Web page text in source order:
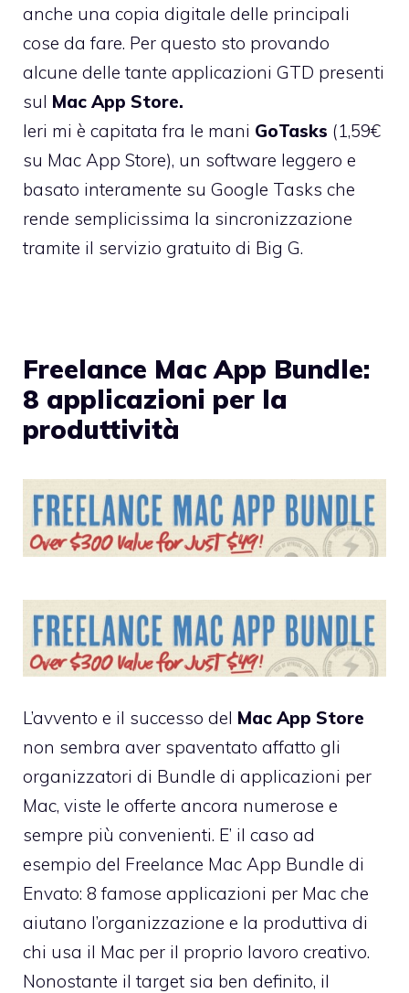
anche una copia digitale delle principali
cose da fare. Per questo sto provando
alcune delle tante applicazioni GTD presenti
sul Mac App Store.
Ieri mi è capitata fra le mani GoTasks (1,59€
su Mac App Store), un software leggero e
basato interamente su Google Tasks che
rende semplicissima la sincronizzazione
tramite il servizio gratuito di Big G.
Freelance Mac App Bundle:
8 applicazioni per la
produttività
L’avvento e il successo del Mac App Store
non sembra aver spaventato affatto gli
organizzatori di Bundle di applicazioni per
Mac, viste le offerte ancora numerose e
sempre più convenienti. E’ il caso ad
esempio del Freelance Mac App Bundle di
Envato: 8 famose applicazioni per Mac che
aiutano l’organizzazione e la produttiva di
chi usa il Mac per il proprio lavoro creativo.
Nonostante il target sia ben definito, il